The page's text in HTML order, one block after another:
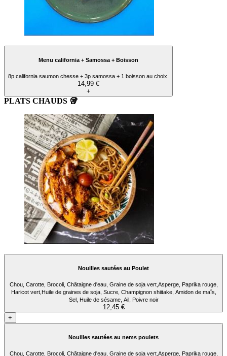
Menu california + Samossa + Boisson
8p california saumon chesse + 3p samossa + 1 boisson au choix.
14,99 €
+
PLATS CHAUDS 🥡
Nouilles sautées au Poulet
Chou, Carotte, Brocoli, Châtaigne d'eau, Graine de soja vert,Asperge, Paprika rouge,
Haricot vert,Huile de graines de soja, Sucre, Champignon shiitake, Amidon de maîs,
Sel, Huile de sésame, Ail, Poivre noir
12,45 €
+
Nouilles sautées au nems poulets
Chou, Carotte, Brocoli, Châtaigne d'eau, Graine de soja vert,Asperge, Paprika rouge,